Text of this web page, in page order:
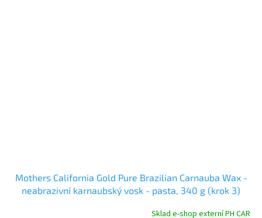
Mothers California Gold Pure Brazilian Carnauba Wax -
neabrazivní karnaubský vosk - pasta, 340 g (krok 3)
Sklad e-shop externí PH CAR